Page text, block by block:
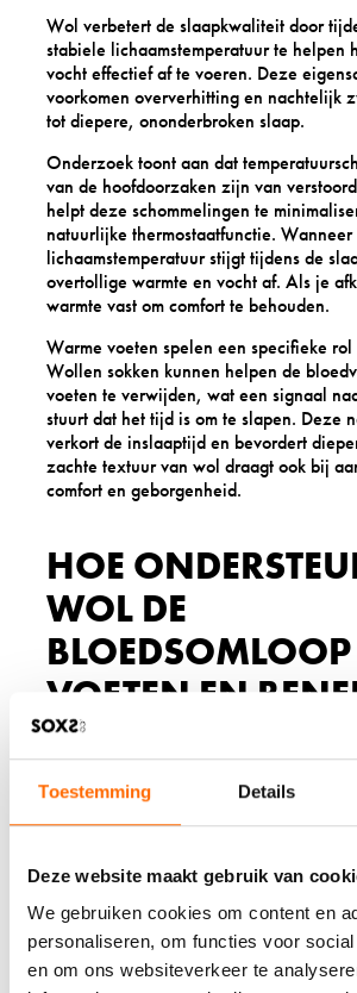
Toestemming Details
Deze website maakt gebruik van
We gebruiken cookies om content en
personaliseren, om functies voor
en om ons websiteverkeer te
Wol verbetert de slaapkwaliteit door
stabiele lichaamstemperatuur te helpen
vocht effectief af te voeren. Deze
voorkomen oververhitting en nachtelijk
tot diepere, ononderbroken slaap.
Onderzoek toont aan dat
van de hoofdoorzaken zijn van
helpt deze schommelingen te
natuurlijke thermostaatfunctie. Wanneer
lichaamstemperatuur stijgt tijdens de
overtollige warmte en vocht af. Als je
warmte vast om comfort te behouden.
Warme voeten spelen een specifieke
Wollen sokken kunnen helpen de
voeten te verwijden, wat een signaal
stuurt dat het tijd is om te slapen. Deze
verkort de inslaaptijd en bevordert
zachte textuur van wol draagt ook bij
comfort en geborgenheid.
HOE
WOL DE
VOETEN EN
Wol ondersteunt de bloedsomloop door
restrictieve druk van strakke synthetische
arteriële toevoer te belemmeren.
Warmte is een natuurlijke vaatverwijder
doorbloeding verbetert. Wollen sokken
houden voeten en benen op een
temperatuur, wat bijdraagt aan een